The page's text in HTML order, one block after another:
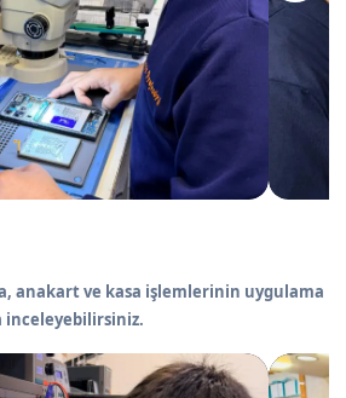
anakart ve kasa işlemlerinin uygulama
inceleyebilirsiniz.